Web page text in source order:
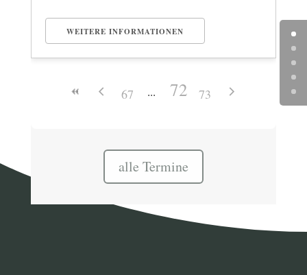
WEITERE INFORMATIONEN
67 72 73
alle Termine